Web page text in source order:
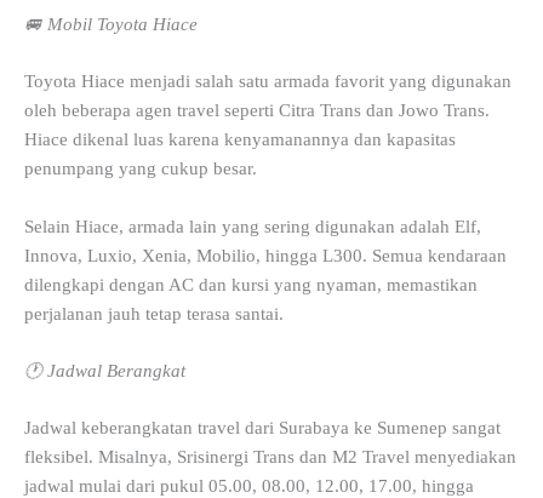
🚐 Mobil Toyota Hiace
Toyota Hiace menjadi salah satu armada favorit yang digunakan
oleh beberapa agen travel seperti Citra Trans dan Jowo Trans.
Hiace dikenal luas karena kenyamanannya dan kapasitas
penumpang yang cukup besar.
Selain Hiace, armada lain yang sering digunakan adalah Elf,
Innova, Luxio, Xenia, Mobilio, hingga L300. Semua kendaraan
dilengkapi dengan AC dan kursi yang nyaman, memastikan
perjalanan jauh tetap terasa santai.
🕐 Jadwal Berangkat
Jadwal keberangkatan travel dari Surabaya ke Sumenep sangat
fleksibel. Misalnya, Srisinergi Trans dan M2 Travel menyediakan
jadwal mulai dari pukul 05.00, 08.00, 12.00, 17.00, hingga